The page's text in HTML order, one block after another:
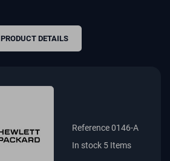
PRODUCT DETAILS
Reference0146-A
In stock 5 Items